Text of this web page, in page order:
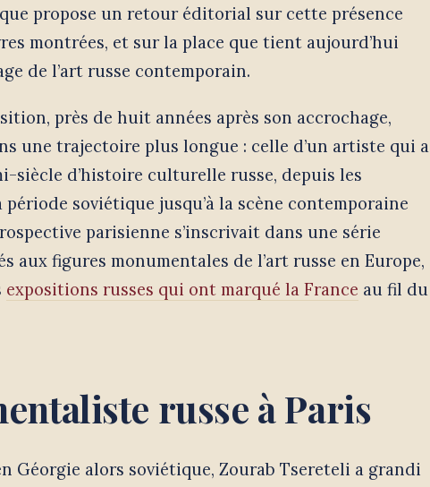
propose un retour éditorial sur cette présence
montrées, et sur la place que tient aujourd’hui
de l’art russe contemporain.
près de huit années après son accrochage,
une trajectoire plus longue : celle d’un artiste qui a
siècle d’histoire culturelle russe, depuis les
soviétique jusqu’à la scène contemporaine
parisienne s’inscrivait dans une série
aux figures monumentales de l’art russe en Europe,
expositions russes qui ont marqué la France au fil du
russe à Paris
Géorgie alors soviétique, Zourab Tsereteli a grandi